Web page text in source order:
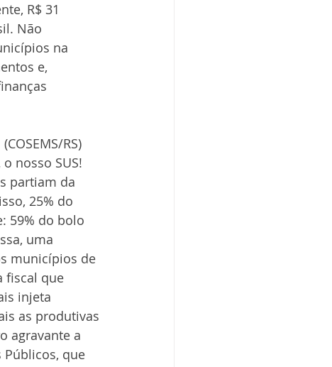
R$ 31
Não
na
e,
RS)
nosso SUS!
partiam da
25% do
59% do bolo
uma
municípios de
fiscal que
injeta
as produtivas
agravante a
Públicos, que